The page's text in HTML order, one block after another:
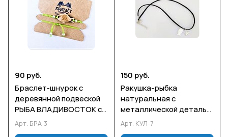
90 руб.
Браслет-шнурок с
деревянной подвеской
РЫБА ВЛАДИВОСТОК с
гравировкой 20 см .
Упаковка: ПП пакет.
Арт. БРА-3
150 руб.
Ракушка-рыбка
натуральная с
металлической деталью
на шнурке
Арт. КУЛ-7